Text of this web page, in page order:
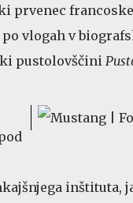
prvenec
po vlogah v
pustolovščini
inštituta,